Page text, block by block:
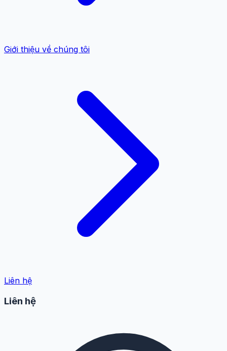
Giới thiệu về chúng tôi
Liên hệ
Liên hệ